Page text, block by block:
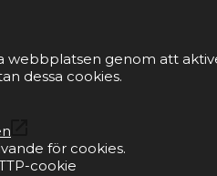
webbplatsen genom att
dessa cookies.
för cookies.
cookie